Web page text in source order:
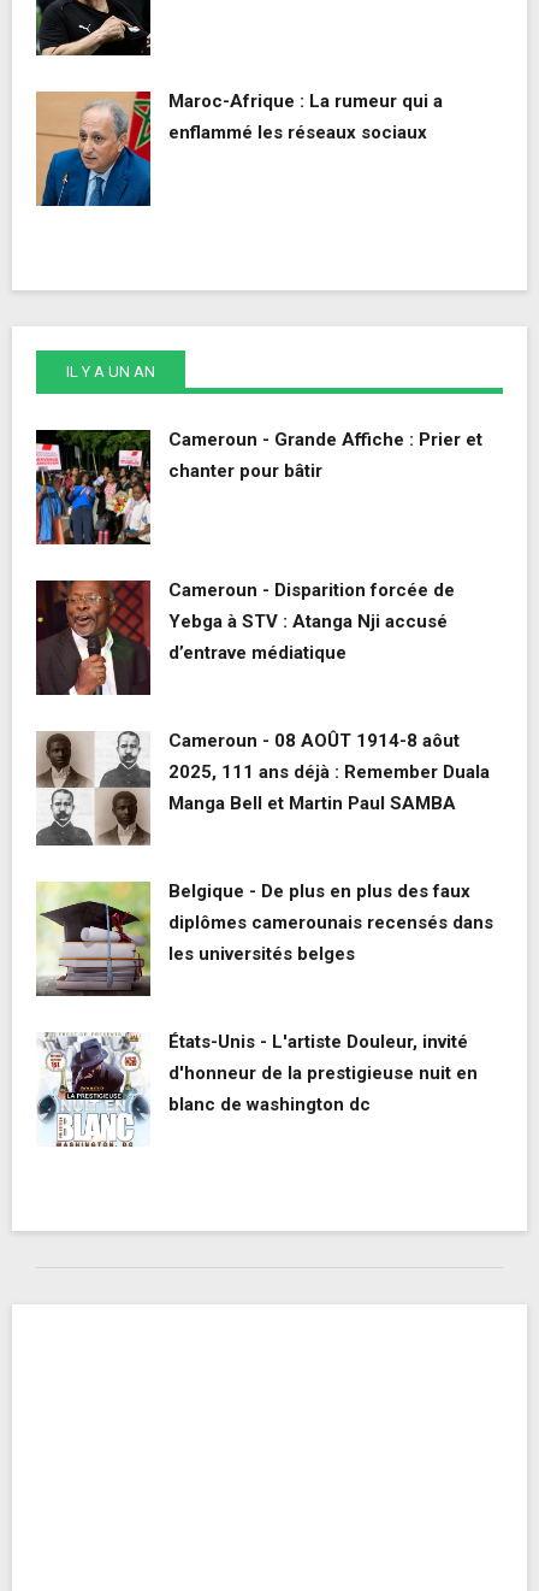
Maroc-Afrique : La rumeur qui a
enflammé les réseaux sociaux
IL Y A UN AN
Cameroun - Grande Affiche : Prier et
chanter pour bâtir
Cameroun - Disparition forcée de
Yebga à STV : Atanga Nji accusé
d’entrave médiatique
Cameroun - 08 AOÛT 1914-8 aôut
2025, 111 ans déjà : Remember Duala
Manga Bell et Martin Paul SAMBA
Belgique - De plus en plus des faux
diplômes camerounais recensés dans
les universités belges
États-Unis - L'artiste Douleur, invité
d'honneur de la prestigieuse nuit en
blanc de washington dc